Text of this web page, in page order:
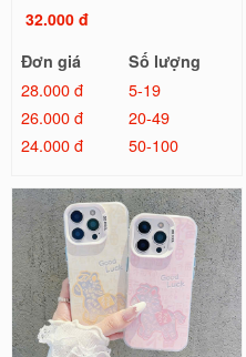
32.000 đ
Đơn giá
Số lượng
28.000 đ
5-19
26.000 đ
20-49
24.000 đ
50-100